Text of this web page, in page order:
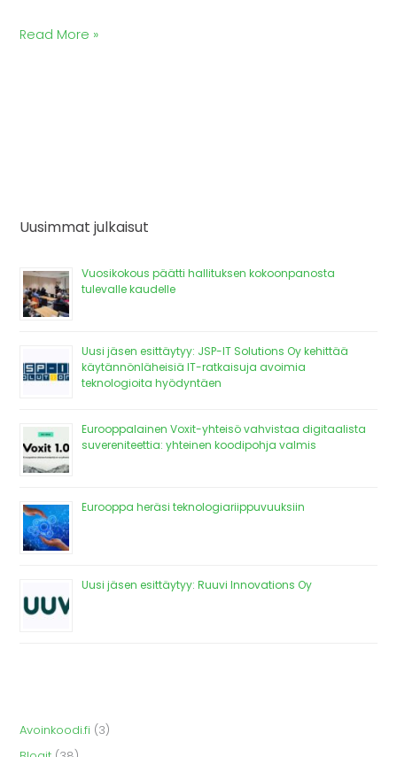
Read More »
Uusimmat julkaisut
Vuosikokous päätti hallituksen kokoonpanosta
tulevalle kaudelle
Uusi jäsen esittäytyy: JSP-IT Solutions Oy kehittää
käytännönläheisiä IT-ratkaisuja avoimia
teknologioita hyödyntäen
Eurooppalainen Voxit-yhteisö vahvistaa digitaalista
suvereniteettia: yhteinen koodipohja valmis
Eurooppa heräsi teknologiariippuvuuksiin
Uusi jäsen esittäytyy: Ruuvi Innovations Oy
Avoinkoodi.fi (3)